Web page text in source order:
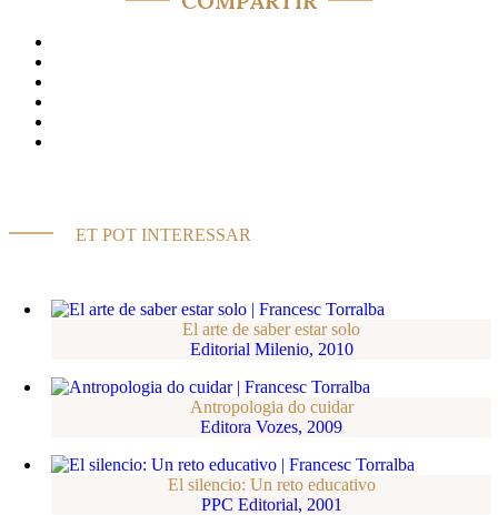
ET POT INTERESSAR
El arte de saber estar solo
Editorial Milenio, 2010
Antropologia do cuidar
Editora Vozes, 2009
El silencio: Un reto educativo
PPC Editorial, 2001